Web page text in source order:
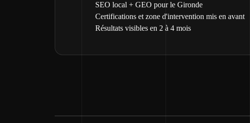
SEO local + GEO pour le Gironde
Certifications et zone d'intervention mis en avant
Résultats visibles en 2 à 4 mois